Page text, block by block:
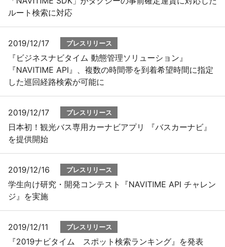
採用情報
ルート検索に対応
2019/12/17 プレスリリース
『ビジネスナビタイム 動態管理ソリューション』
『NAVITIME API』、複数の時間帯を到着希望時間に指定
した巡回経路検索が可能に
2019/12/17 プレスリリース
日本初！観光バス専用カーナビアプリ 『バスカーナビ』
を提供開始
2019/12/16 プレスリリース
学生向け研究・開発コンテスト『NAVITIME API チャレン
ジ』を実施
2019/12/11 プレスリリース
『2019ナビタイム スポット検索ランキング』を発表